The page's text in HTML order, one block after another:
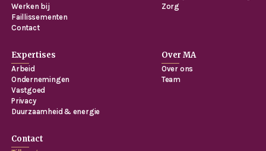
Werken bij
Faillissementen
Contact
Zorg
Expertises
Arbeid
Ondernemingen
Vastgoed
Privacy
Duurzaamheid & energie
Over MA
Over ons
Team
Contact